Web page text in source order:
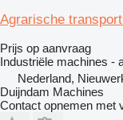
Agrarische
Prijs op aanvraag
Industriële machines -
Nederland,
Duijndam Machines
Contact opnemen met